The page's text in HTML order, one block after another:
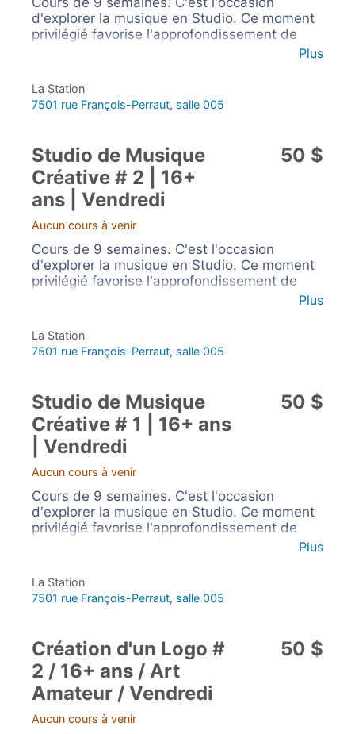
d'explorer la musique en Studio. Ce moment
privilégié favorise l'approfondissement de
leurs idées et la collaboration musicale dans
Plus
La Station
7501 rue François-Perraut, salle 005
Studio de Musique
Créative # 2 | 16+
ans | Vendredi
Aucun cours à venir
50 $
Cours de 9 semaines. C'est l'occasion
d'explorer la musique en Studio. Ce moment
privilégié favorise l'approfondissement de
leurs idées et la collaboration musicale dans
Plus
La Station
7501 rue François-Perraut, salle 005
Studio de Musique
Créative # 1 | 16+ ans
| Vendredi
Aucun cours à venir
50 $
Cours de 9 semaines. C'est l'occasion
d'explorer la musique en Studio. Ce moment
privilégié favorise l'approfondissement de
leurs idées et la collaboration musicale dans
Plus
La Station
7501 rue François-Perraut, salle 005
Création d'un Logo #
2 / 16+ ans / Art
Amateur / Vendredi
Aucun cours à venir
50 $